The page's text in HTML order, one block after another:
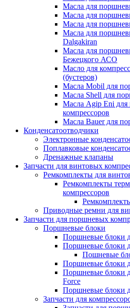
Масла для
Масла для
Масла для
Масла для
Dalgakiran
Масла для
Бежецкого АСО
Масло для
(бустеров)
Масла Mobil для
Масла Shell для
Масла Agip Eni
компрессоров
Масла Bauer для
Конденсатоотводчики
Электронные
Поплавковые
Дренажные клапаны
Запчасти для винтовых
Ремкомплекты для
Ремкомплекты
компрессоров
Приводные ремни для
Запчасти для поршневых
Поршневые блоки
Поршневые блоки
Поршневые блоки
Пошневые
Поршневые блоки
Поршневые блоки
Force
Поршневые блоки
Запчасти для